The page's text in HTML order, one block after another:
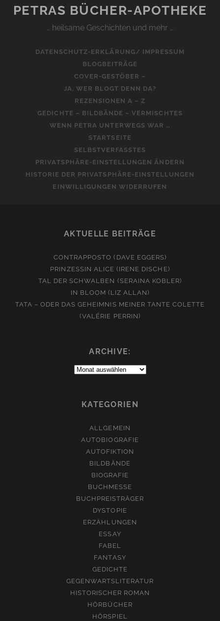
PETRAS BÜCHER-APOTHEKE
… heilsame Geschichten und mehr …
DATENSCHUTZ-ERKLÄRUNG/ IMPRESSUM
BLOGBEITRÄGE
COVER-GESTÖBER –
JA, WER BLOGT DENN DA?
REZENSIONEN A – Z
GEDICHTE – BILDBÄNDE – VERMISCHTES
WENN PETRA UNTERWEGS WAR …
STARTSEITE
SELBSTVERFASSTES
PRIVATSPHÄRE-EINSTELLUNGEN ÄNDERN
HISTORIE DER PRIVATSPHÄRE-EINSTELLUNGEN
EINWILLIGUNGEN WIDERRUFEN
AKTUELLE BEITRÄGE
CONTRAPPOSTO (DAVE EGGERS)
PRINZESSIN ALICE (IRENE DISCHE)
TAL DER SCHWALBEN (SERAINA KOBLER)
IN BLOOM (LIZ ALLAN)
TATA – ODER DAS GEHEIMNIS MEINER TANTE COLETTE
(VALÉRIE PERRIN)
ARCHIVE:
Archive:
KATEGORIEN
ALLGEMEIN
AUTOBIOGRAFIE
AUTOFIKTION
BILDBÄNDE
BIOGRAFIE
BUCHMESSE
BUCHPREISTRÄGER
DYSTOPIE
ERZÄHLUNGEN
ESSAY
FABEL
FANTASY
GEDICHTE
GEGENWARTSLITERATUR
HISTORISCHER ROMAN
HÖRBÜCHER
HÖRSPIEL